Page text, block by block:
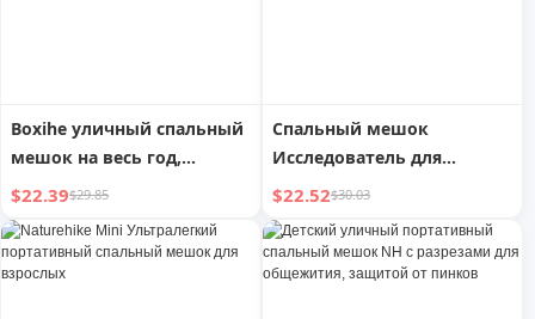
Boxihe уличный спальный
мешок на весь год,
унисекс, взрослый,
одеяло, двойного
назначения, кемпинг,
портативный, легкий,
$22.39$29.85
Спальный мешок
Исследователь для
взрослых, зимний,
утепленный, для защиты
от холода, очень
большой, для кемпинга на
$22.52$30.03